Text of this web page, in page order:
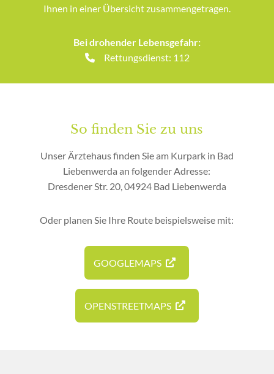
Ihnen in einer Übersicht zusammengetragen.
Bei drohender Lebensgefahr:
Rettungsdienst: 112
So finden Sie zu uns
Unser Ärztehaus finden Sie am Kurpark in Bad
Liebenwerda an folgender Adresse:
Dresdener Str. 20, 04924 Bad Liebenwerda
Oder planen Sie Ihre Route beispielsweise mit:
GOOGLEMAPS
OPENSTREETMAPS